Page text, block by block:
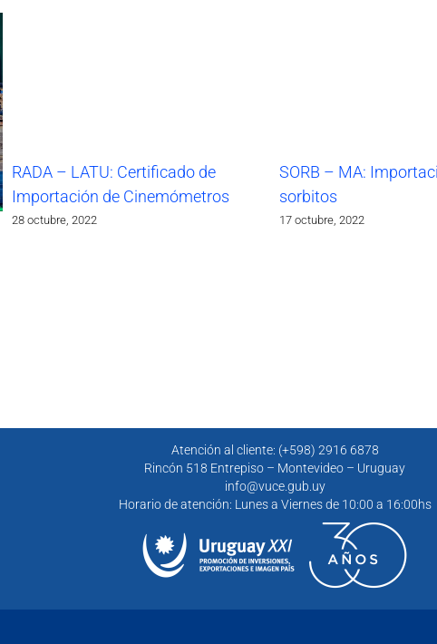
RADA – LATU: Certificado de
Importación de Cinemómetros
28 octubre, 2022
SORB – MA:
sorbitos
17 octubre, 2022
Atención al cliente: (+598) 2916 6878
Rincón 518 Entrepiso – Montevideo – Uruguay
info@vuce.gub.uy
Horario de atención: Lunes a Viernes de 10:00 a 16:00hs